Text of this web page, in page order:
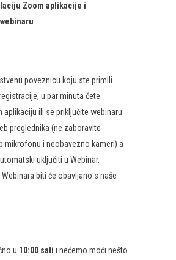
Zoom aplikacije i
poveznicu koju ste primili
u par minuta ćete
aplikaciju ili se priključite webinaru
preglednika (ne zaboravite
mikrofonu i neobavezno kameri) a
uključiti u Webinar.
biti će obavljano s naše
u 10:00 sati i nećemo moći nešto